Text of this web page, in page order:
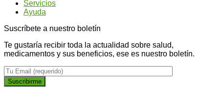
Servicios
Ayuda
Suscríbete a nuestro boletín
Te gustaría recibir toda la actualidad sobre salud,
medicamentos y sus beneficios, ese es nuestro boletín.